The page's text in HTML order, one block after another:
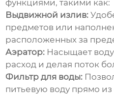
функциями, такими как:
Выдвижной излив:
предметов или
расположенных за
Аэратор: Насыщает
расход и делая поток
Фильтр для воды:
питьевую воду прямо